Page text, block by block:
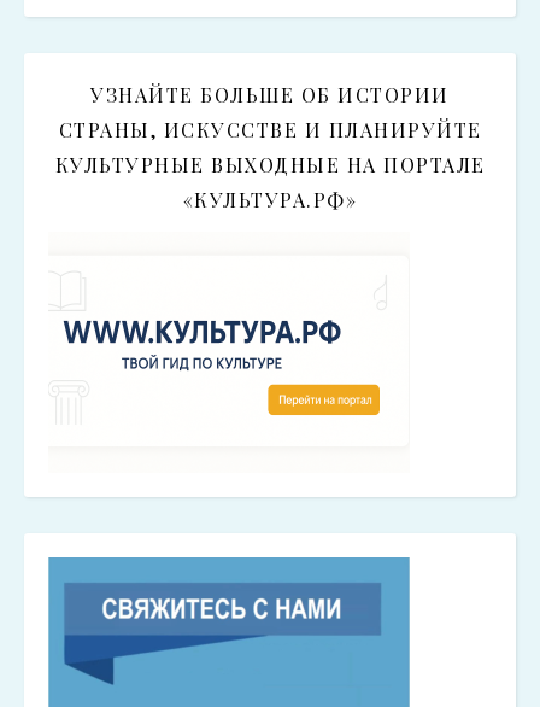
УЗНАЙТЕ БОЛЬШЕ ОБ ИСТОРИИ
СТРАНЫ, ИСКУССТВЕ И ПЛАНИРУЙТЕ
КУЛЬТУРНЫЕ ВЫХОДНЫЕ НА ПОРТАЛЕ
«КУЛЬТУРА.РФ»